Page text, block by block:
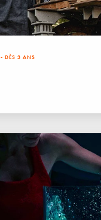
- DÈS 3 ANS